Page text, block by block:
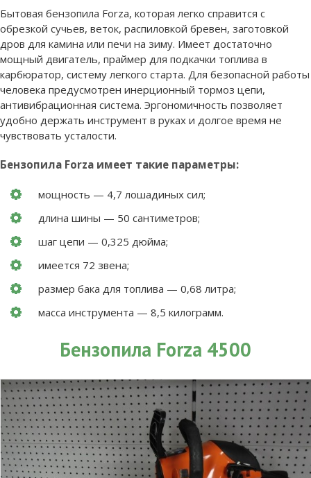
Бытовая бензопила Forza, которая легко справится с
обрезкой сучьев, веток, распиловкой бревен, заготовкой
дров для камина или печи на зиму. Имеет достаточно
мощный двигатель, праймер для подкачки топлива в
карбюратор, систему легкого старта. Для безопасной работы
человека предусмотрен инерционный тормоз цепи,
антивибрационная система. Эргономичность позволяет
удобно держать инструмент в руках и долгое время не
чувствовать усталости.
Бензопила Forza имеет такие параметры:
мощность — 4,7 лошадиных сил;
длина шины — 50 сантиметров;
шаг цепи — 0,325 дюйма;
имеется 72 звена;
размер бака для топлива — 0,68 литра;
масса инструмента — 8,5 килограмм.
Бензопила Forza 4500